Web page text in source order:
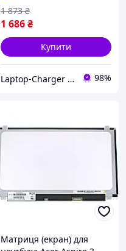
1 686₴
1 873 ₴
Купити
Laptop-Charger - інтернет магазин комплектуючих до ноутбуків 98%
Матриця (екран) для